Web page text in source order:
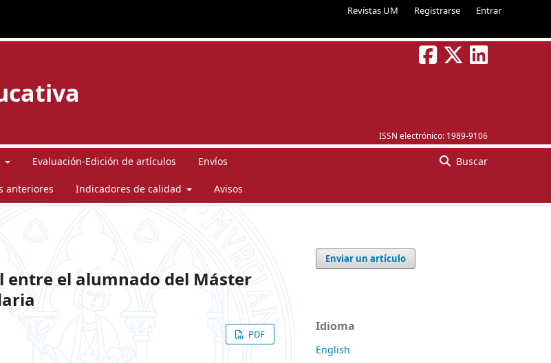
Revistas UM Registrarse Entrar
ISSN electrónico: 1989-9106
Evaluación-Edición de artículos Envíos
anteriores Indicadores de calidad Avisos
Buscar
el alumnado del Máster
PDF
Enviar un artículo
Idioma
English